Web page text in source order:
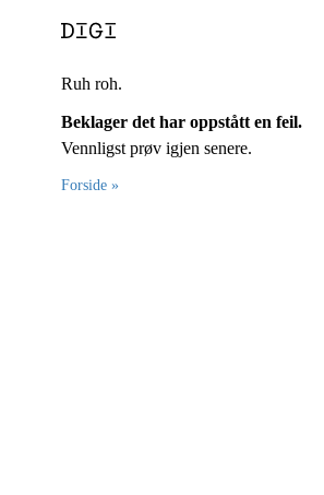
Ruh roh.
Beklager det har oppstått en feil.
Vennligst prøv igjen senere.
Forside »